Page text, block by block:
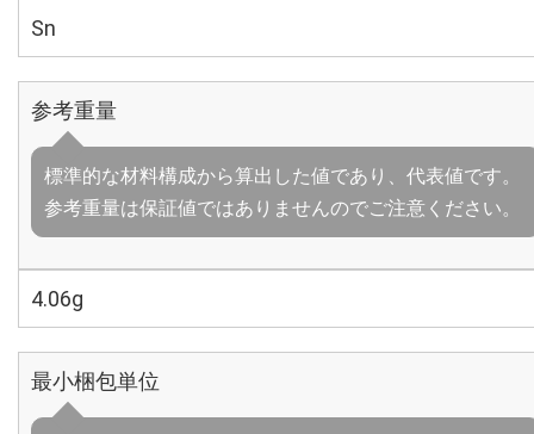
Sn
参考重量
標準的な材料構成から算出した値であり、代表値です。
参考重量は保証値ではありませんのでご注意ください。
4.06g
最小梱包単位